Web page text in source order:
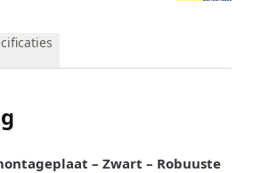
– Zwart – Robuuste